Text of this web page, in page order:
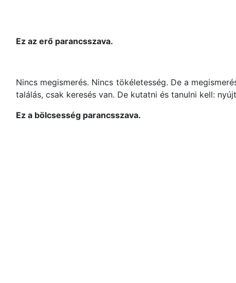
Ez az erő parancsszava.
Nincs megismerés. Nincs tökéletesség. De a
találás, csak keresés van. De kutatni és tanulni kell:
Ez a bölcsesség parancsszava.